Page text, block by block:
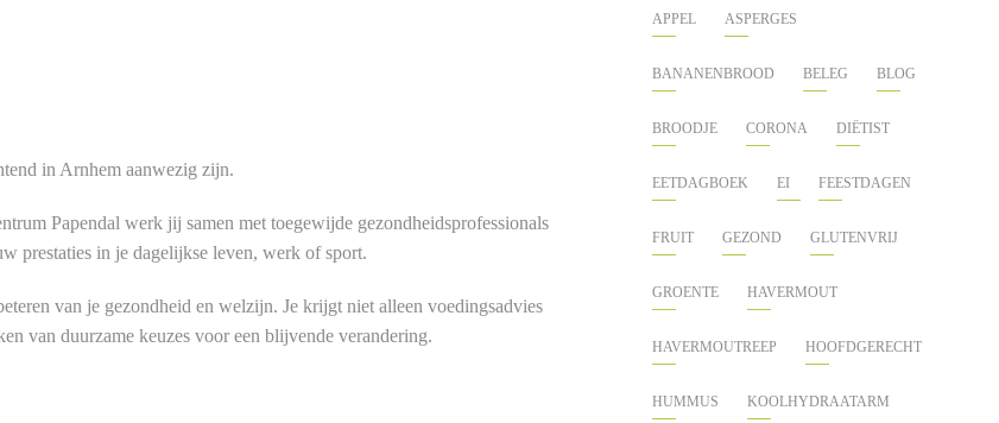
in Arnhem aanwezig zijn.
Papendal werk jij samen met toegewijde gezondheidsprofessionals
prestaties in je dagelijkse leven, werk of sport.
van je gezondheid en welzijn. Je krijgt niet alleen voedingsadvies
van duurzame keuzes voor een blijvende verandering.
APPEL ASPERGES
BANANENBROOD BELEG BLOG
BROODJE CORONA DIËTIST
EETDAGBOEK EI FEESTDAGEN
FRUIT GEZOND GLUTENVRIJ
GROENTE HAVERMOUT
HAVERMOUTREEP HOOFDGERECHT
HUMMUS KOOLHYDRAATARM